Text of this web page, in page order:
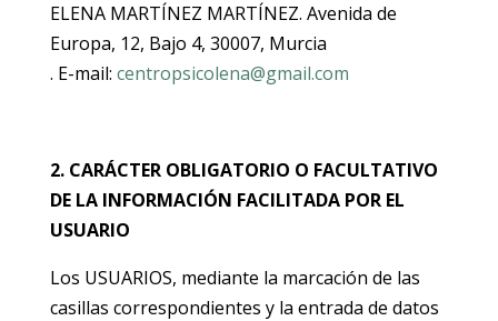
ELENA MARTÍNEZ MARTÍNEZ. Avenida de
Europa, 12, Bajo 4, 30007, Murcia
. E-mail: centropsicolena@gmail.com
2. CARÁCTER OBLIGATORIO O FACULTATIVO
DE LA INFORMACIÓN FACILITADA POR EL
USUARIO
Los USUARIOS, mediante la marcación de las
casillas correspondientes y la entrada de datos